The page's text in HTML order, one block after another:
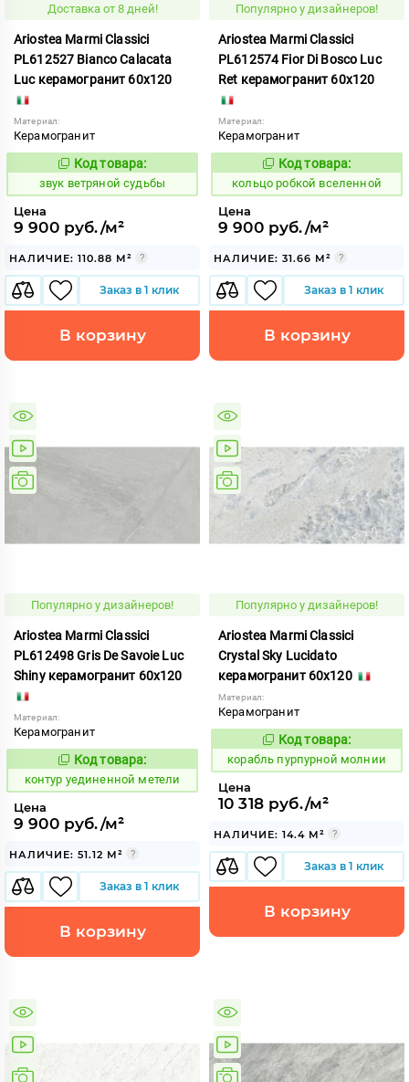
Доставка от 8 дней!
Ariostea Marmi Classici
PL612527 Bianco Calacata
Luc керамогранит 60x120
Материал:
Керамогранит
470224
Код товара:
звук ветряной судьбы
Цена
9 900 руб./м²
НАЛИЧИЕ: 110.88 М²
Заказ в 1 клик
В корзину
Популярно у дизайнеров!
Ariostea Marmi Classici
PL612574 Fior Di Bosco Luc
Ret керамогранит 60x120
Материал:
Керамогранит
744138
Код товара:
кольцо робкой вселенной
Цена
9 900 руб./м²
НАЛИЧИЕ: 31.66 М²
Заказ в 1 клик
В корзину
Популярно у дизайнеров!
Ariostea Marmi Classici
PL612498 Gris De Savoie Luc
Shiny керамогранит 60x120
Материал:
Керамогранит
763550
Код товара:
контур уединенной метели
Цена
9 900 руб./м²
НАЛИЧИЕ: 51.12 М²
Заказ в 1 клик
В корзину
Популярно у дизайнеров!
Ariostea Marmi Classici
Crystal Sky Lucidato
керамогранит 60x120
Материал:
Керамогранит
775053
Код товара:
корабль пурпурной молнии
Цена
10 318 руб./м²
НАЛИЧИЕ: 14.4 М²
Заказ в 1 клик
В корзину